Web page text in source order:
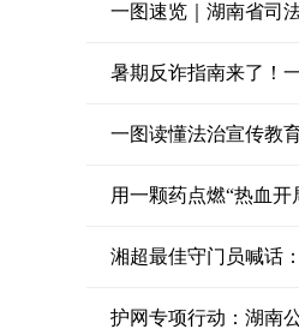
一图速览｜湖南省司
暑期反诈指南来了！
一图读懂法治宣传教
用一颗药点燃“热血开
湘超最佳守门员喊话
护网专项行动：湖南